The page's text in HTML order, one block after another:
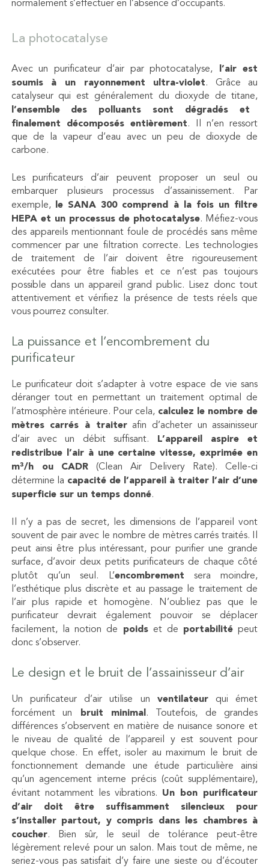
normalement s’effectuer en l’absence d’occupants.
La photocatalyse
Avec un purificateur d’air par photocatalyse, l’air est
soumis à un rayonnement ultra-violet. Grâce au
catalyseur qui est généralement du dioxyde de titane,
l’ensemble des polluants sont dégradés et
finalement décomposés entièrement. Il n’en ressort
que de la vapeur d’eau avec un peu de dioxyde de
carbone.
Les purificateurs d’air peuvent proposer un seul ou
embarquer plusieurs processus d’assainissement. Par
exemple,
le SANA 300 comprend à la fois un filtre
HEPA et un processus de photocatalyse. Méfiez-vous
des appareils mentionnant foule de procédés sans même
commencer par une filtration correcte. Les technologies
de traitement de l’air doivent être rigoureusement
exécutées pour être fiables et ce n’est pas toujours
possible dans un appareil grand public. Lisez donc tout
attentivement et vérifiez la présence de tests réels que
vous pourrez consulter.
La puissance et l’encombrement du
purificateur
Le purificateur doit s’adapter à votre espace de vie sans
déranger tout en permettant un traitement optimal de
l’atmosphère intérieure. Pour cela, calculez le nombre de
mètres carrés à traiterafin d’acheter un assainisseur
d’air avec un débit suffisant.
L’appareil aspire et
redistribue l’air à une certaine vitesse, exprimée en
m³/h ou
CADR(Clean Air Delivery Rate). Celle-ci
détermine la capacité de l’appareil à traiter l’air d’une
superficie sur un temps donné.
Il n’y a pas de secret, les dimensions de l’appareil vont
souvent de pair avec le nombre de mètres carrés traités. Il
peut ainsi être plus intéressant, pour purifier une grande
surface, d’avoir deux petits purificateurs de chaque côté
plutôt qu’un seul. L’encombrement sera moindre,
l’esthétique plus discrète et au passage le traitement de
l’air plus rapide et homogène. N’oubliez pas que le
purificateur devrait également pouvoir se déplacer
facilement, la notion de
poidset de portabilité peut
donc s’observer.
Le design et le bruit de l’assainisseur d’air
Un purificateur d’air utilise un ventilateurqui émet
forcément un bruit minimal. Toutefois, de grandes
différences s’observent en matière de nuisance sonore et
le niveau de qualité de l’appareil y est souvent pour
quelque chose. En effet, isoler au maximum le bruit de
fonctionnement demande une étude particulière ainsi
qu’un agencement interne précis (coût supplémentaire),
évitant notamment les vibrations. Un bon purificateur
d’air doit être suffisamment silencieux pour
s’installer partout, y compris dans les chambres à
coucher. Bien sûr, le seuil de tolérance peut-être
légèrement relevé pour un salon. Mais tout de même, ne
seriez-vous pas satisfait d’y faire une sieste ou d’écouter